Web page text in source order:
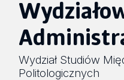
Wydział Studiów
Politologicznych